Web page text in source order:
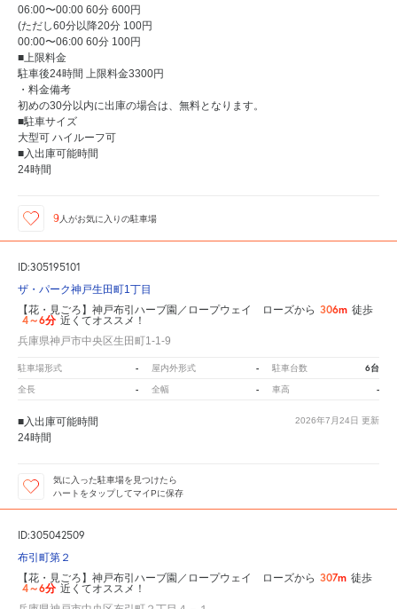
06:00〜00:00 60分 600円
(ただし60分以降20分 100円
00:00〜06:00 60分 100円
■上限料金
駐車後24時間 上限料金3300円
・料金備考
初めの30分以内に出庫の場合は、無料となります。
■駐車サイズ
大型可 ハイルーフ可
■入出庫可能時間
24時間
9人がお気に入りの駐車場
ID:305195101
ザ・パーク神戸生田町1丁目
【花・見ごろ】神戸布引ハーブ園／ロープウェイ ローズから 306m 徒歩
4～6分 近くてオススメ！
兵庫県神戸市中央区生田町1-1-9
駐車場形式 - 屋内外形式 - 駐車台数 6台
全長 - 全幅 - 車高 -
2026年7月24日 更新
■入出庫可能時間
24時間
気に入った駐車場を見つけたら
ハートをタップしてマイPに保存
ID:305042509
布引町第２
【花・見ごろ】神戸布引ハーブ園／ロープウェイ ローズから 307m 徒歩
4～6分 近くてオススメ！